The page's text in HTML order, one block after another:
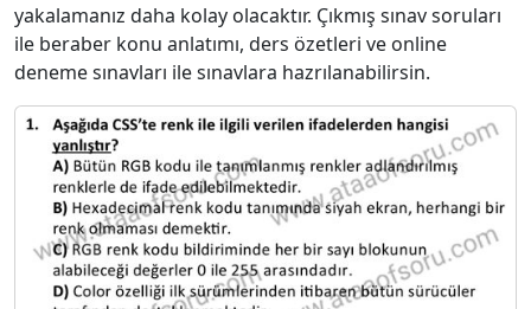
yakalamanız daha kolay olacaktır. Çıkmış sınav soruları
ile beraber konu anlatımı, ders özetleri ve online
deneme sınavları ile sınavlara hazrılanabilirsin.